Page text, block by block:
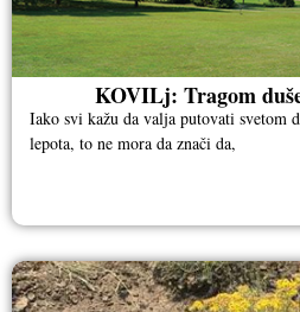
KOVILj: Tragom
Iako svi kažu da valja putovati svetom
lepota, to ne mora da znači da,